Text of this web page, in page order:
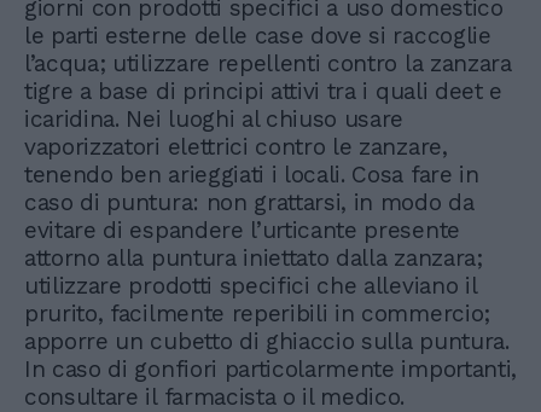
giorni con prodotti specifici a uso domestico
le parti esterne delle case dove si raccoglie
l’acqua; utilizzare repellenti contro la zanzara
tigre a base di principi attivi tra i quali deet e
icaridina. Nei luoghi al chiuso usare
vaporizzatori elettrici contro le zanzare,
tenendo ben arieggiati i locali. Cosa fare in
caso di puntura: non grattarsi, in modo da
evitare di espandere l’urticante presente
attorno alla puntura iniettato dalla zanzara;
utilizzare prodotti specifici che alleviano il
prurito, facilmente reperibili in commercio;
apporre un cubetto di ghiaccio sulla puntura.
In caso di gonfiori particolarmente importanti,
consultare il farmacista o il medico.